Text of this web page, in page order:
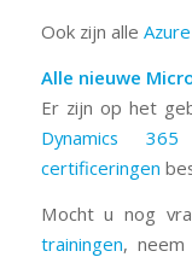
Ook zijn alle
Alle nieuwe
Er zijn op het
Dynamics 365
certificeringen
Mocht u nog
trainingen,